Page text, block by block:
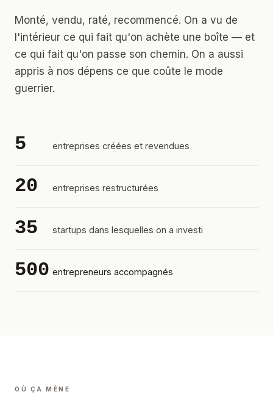
Monté, vendu, raté, recommencé. On a vu de
l'intérieur ce qui fait qu'on achète une boîte — et
ce qui fait qu'on passe son chemin. On a aussi
appris à nos dépens ce que coûte le mode
guerrier.
5 entreprises créées et revendues
20 entreprises restructurées
35 startups dans lesquelles on a investi
500 entrepreneurs accompagnés
OÙ ÇA MÈNE